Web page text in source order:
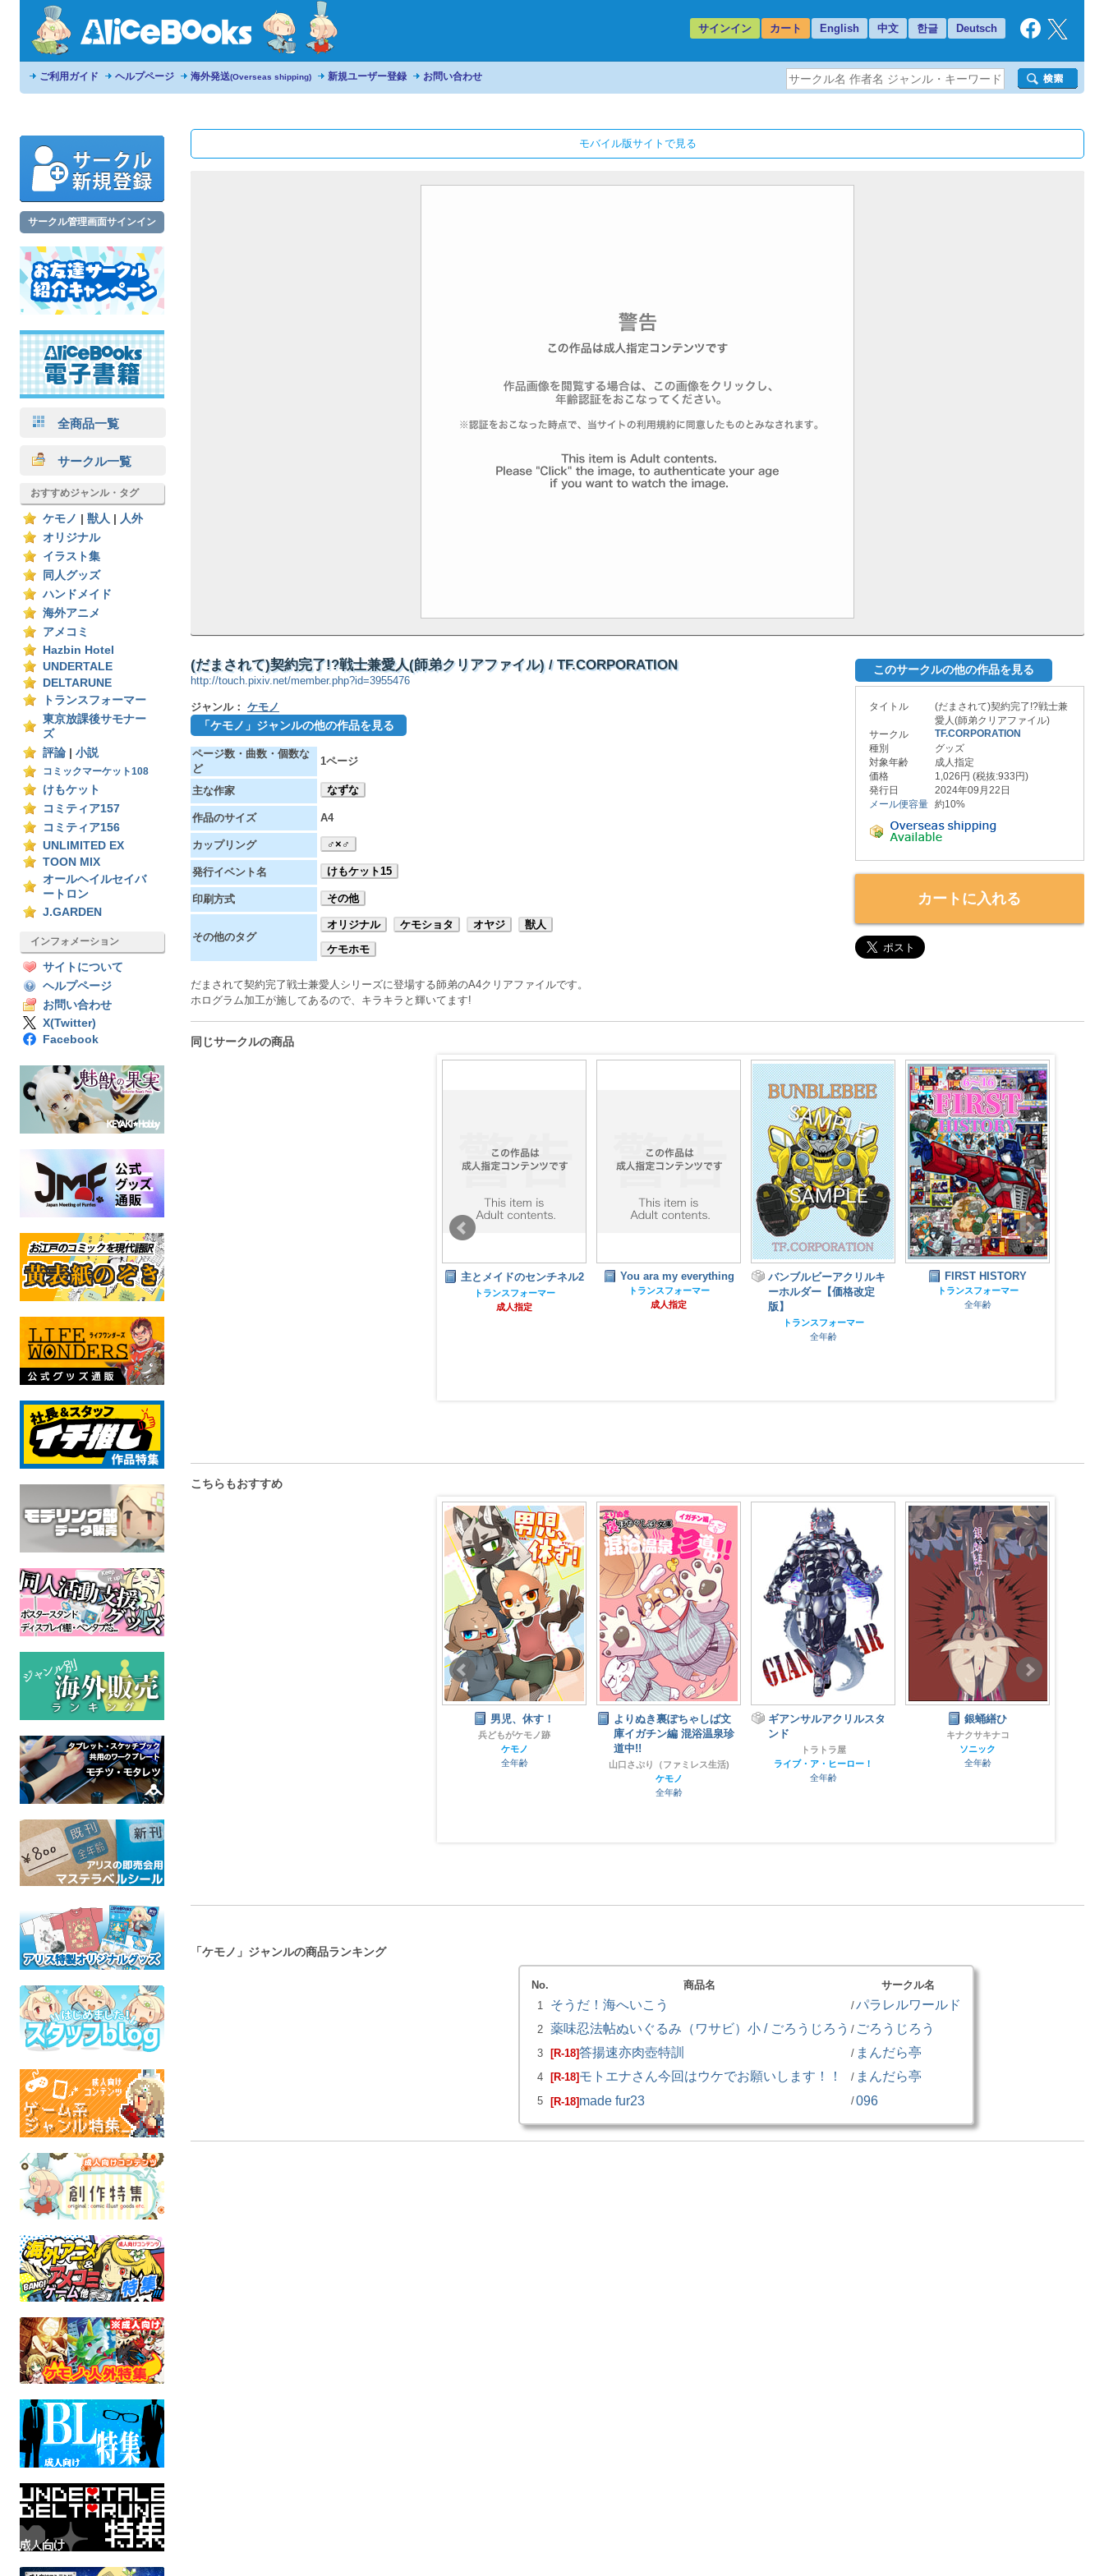
サインイン カート English 中文 한글 Deutsch
ご利用ガイド ヘルプページ 海外発送(Overseas shipping) 新規ユーザー登録 お問い合わせ
サークル管理画面サインイン
全商品一覧
サークル一覧
おすすめジャンル・タグ
ケモノ 獣人
人外
オリジナル
イラスト集
同人グッズ
ハンドメイド
海外アニメ
アメコミ
Hazbin Hotel
UNDERTALE
DELTARUNE
トランスフォーマー
東京放課後サモナー
ズ
評論
小説
コミックマーケット108
けもケット
コミティア157
コミティア156
UNLIMITED EX
TOON MIX
オールヘイルセイバ
ートロン
J.GARDEN
インフォメーション
サイトについて
ヘルプページ
お問い合わせ
X(Twitter)
Facebook
モバイル版サイトで見る
(だまされて)契約完了!?戦士兼愛人(師弟クリアファイル) / TF.CORPORATION
http://touch.pixiv.net/member.php?id=3955476
ジャンル： ケモノ
「ケモノ」ジャンルの他の作品を見る
ページ数・曲数・個数な
ど
1ページ
主な作家 なずな
作品のサイズ A4
カップリング ♂×♂
発行イベント名 けもケット15
印刷方式 その他
その他のタグ
オリジナル ケモショタ オヤジ
獣人
ケモホモ
だまされて契約完了戦士兼愛人シリーズに登場する師弟のA4クリアファイルです。
ホログラム加工が施してあるので、キラキラと輝いてます!
このサークルの他の作品を見る
タイトル
(だまされて)契約完了!?戦士兼
愛人(師弟クリアファイル)
サークル
TF.CORPORATION
種別
グッズ
対象年齢
成人指定
価格
1,026円 (税抜:933円)
発行日
2024年09月22日
メール便容量 約10%
カートに入れる
同じサークルの商品
もっ娘☆POLICE美鈴さ
主とメイドのセンチネル You ara my everything
トランスフォーマー
成人指定
バンブルビーアクリルキ
ーホルダー【価格改定
FIRST HISTORY
トランスフォーマー
主とメイドのセンチネル3
トランスフォーマー
成人指定
こちらもおすすめ
味忍法帖ぬいぐるみ
ワサビ）小 / ごろうじ
ごろうじろう
ケモノ
全年齢
ハバキ コラボカフェ風ア
クリルスタンド
龍脈のアナザーエイドスR
よりぬき裏ぽちゃしば文
庫イガチン編 混浴温泉珍
山口さぷり（ファミレス生活)
ギアンサルアクリルスタ
ンド
ライブ・ア・ヒーロー！
全年齢
銀蛹繕ひ
ソニック
全年齢
メスケモボンデージ女王
様合同誌
ネフラデルS.P.A.
ケモノ
「ケモノ」ジャンルの商品ランキング
No. 商品名
サークル名
1
そうだ！海へいこう /パラレルワールド
2 薬味忍法帖ぬいぐるみ（ワサビ）小 / ごろうじろう / ごろうじろう
3 [R-18]答揚速亦肉壺特訓 / まんだら亭
4 [R-18]モトエナさん今回はウケでお願いします！！ / まんだら亭
5 [R-18]made fur23 /096